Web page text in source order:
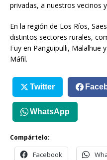
privadas, a nuestros vecinos
En la región de Los Ríos,
distintos sectores rurales,
Fuy en Panguipulli, Malalhue
Máfil.
Twitter
WhatsApp
Compártelo:
Facebook